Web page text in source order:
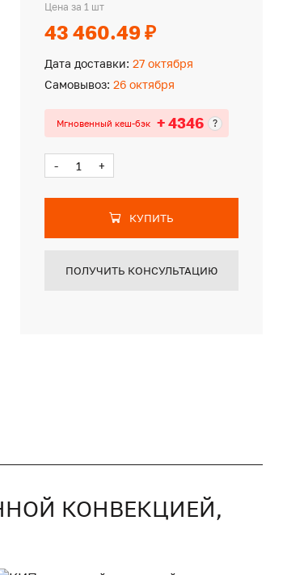
Цена за 1 шт
43 460.49 ₽
Дата доставки: 27 октября
Самовывоз: 26 октября
Мгновенный кеш-бэк + 4346 ?
- +
КУПИТЬ
ПОЛУЧИТЬ КОНСУЛЬТАЦИЮ
КОНВЕКЦИЕЙ,